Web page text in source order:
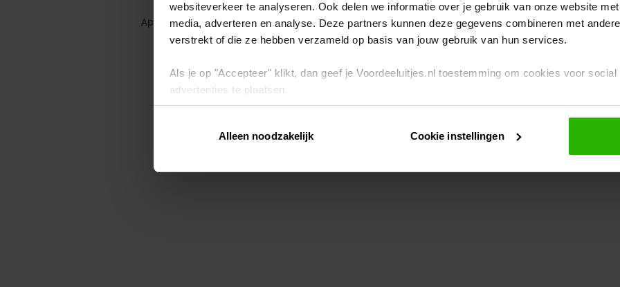
websiteverkeer te analyseren. Ook delen we informatie over je gebruik van onze website
media, adverteren en analyse. Deze partners kunnen deze gegevens combineren met
verstrekt of die ze hebben verzameld op basis van jouw gebruik van hun services.
Als je op "Accepteer" klikt, dan geef je Voordeeluitjes.nl toestemming om cookies voor
advertenties te plaatsen.
Via "Cookie instellingen" kun je ook zelf instellen welke cookies worden geplaatst. Je kunt je
intrekken op onscookiebeleid.
Alleen noodzakelijk Cookie instellingen
Application error: a client-side exception has occurred while loadingwww.voordeeluitjes.nl (see the